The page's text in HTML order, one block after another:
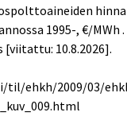
1995-, €/MWh
[viitattu: 10.8.2026].
ehkh/2009/03/